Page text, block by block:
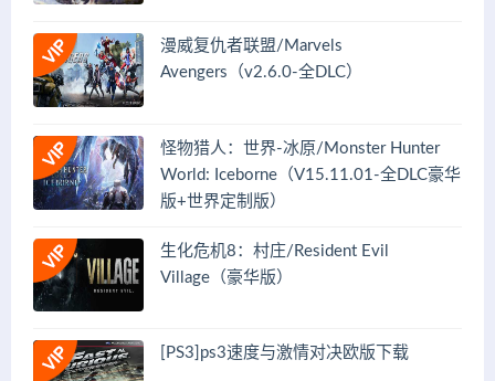
漫威复仇者联盟/Marvels
Avengers（v2.6.0-全DLC）
怪物猎人：世界-冰原/Monster Hunter
World: Iceborne（V15.11.01-全DLC豪华
版+世界定制版）
生化危机8：村庄/Resident Evil
Village（豪华版）
[PS3]ps3速度与激情对决欧版下载